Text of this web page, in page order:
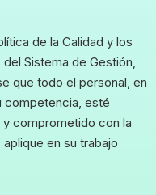
de la Calidad y los
Sistema de Gestión,
que todo el personal, en
competencia, esté
y comprometido con la
en su trabajo